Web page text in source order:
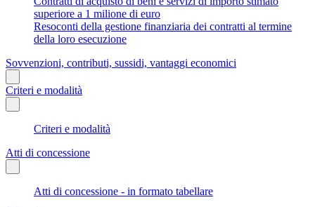
superiore a 1 milione di euro
Resoconti della gestione finanziaria dei contratti al termine
della loro esecuzione
Sovvenzioni, contributi, sussidi, vantaggi economici
Criteri e modalità
Criteri e modalità
Atti di concessione
Atti di concessione - in formato tabellare